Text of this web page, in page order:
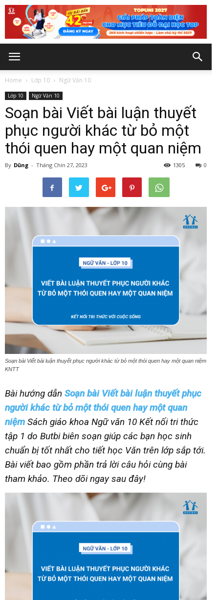
Home Lớp 10 Ngữ Văn 10
Lớp 10 Ngữ Văn 10
Soạn bài Viết bài luận thuyết
phục người khác từ bỏ một
thói quen hay một quan niệm
By Dũng - Tháng Chín 27, 2023 0
1305
Soạn bài Viết bài luận thuyết phục người khác từ bỏ một thói quen hay một quan niệm
KNTT
Bài hướng dẫn Soạn bài Viết bài luận thuyết phục
người khác từ bỏ một thói quen hay một quan
niệm Sách giáo khoa Ngữ văn 10 Kết nối tri thức
tập 1 do Butbi biên soạn giúp các bạn học sinh
chuẩn bị tốt nhất cho tiết học Văn trên lớp sắp tới.
Bài viết bao gồm phần trả lời câu hỏi cùng bài
tham khảo. Theo dõi ngay sau đây!